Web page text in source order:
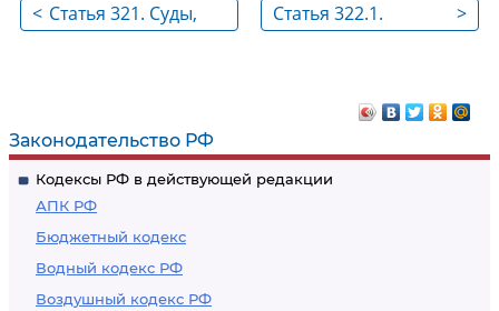
Законодательство РФ
Кодексы РФ в действующей редакции
АПК РФ
Бюджетный кодекс
Водный кодекс РФ
Воздушный кодекс РФ
< Статья 321. Суды,
>
Статья 322.1.
по правам
человека в
Российской
Федерации с